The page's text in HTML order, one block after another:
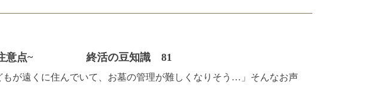
きと注意点~ 終活の豆知識 81
が遠くに住んでいて、お墓の管理が難しくなりそう…」そんなお声